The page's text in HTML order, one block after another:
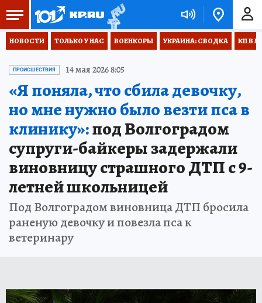
НОВОСТИ ТОЛЬКО У НАС ВОЕНКОРЫ УКРАИНА: СВОДКА КП В
ПРОИСШЕСТВИЯ 14 мая 2026 8:05
«Я поняла, что сбила девочку,
но мне нужно было везти пса в
клинику»:под Волгоградом
супруги-байкеры задержали
виновницу страшного ДТП с 9-
летней школьницей
Под Волгоградом виновница ДТП бросила
раненую девочку и повезла пса к
ветеринару